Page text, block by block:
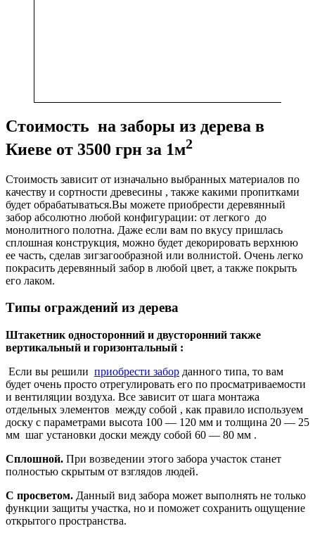
Стоимость на заборы из дерева в
Киеве от 3500 грн за 1м2
Стоимость зависит от изначально выбранных материалов по
качеству и сортности древесины , также какими пропитками
будет обрабатываться.Вы можете приобрести деревянный
забор абсолютно любой конфигурации: от легкого до
монолитного полотна. Даже если вам по вкусу пришлась
сплошная конструкция, можно будет декорировать верхнюю
ее часть, сделав зигзагообразной или волнистой. Очень легко
покрасить деревянный забор в любой цвет, а также покрыть
его лаком.
Типы ограждений из дерева
Штакетник односторонний и двусторонний также
вертикальный и горизонтальный :
Если вы решили приобрести забор данного типа, то вам
будет очень просто отрегулировать его по просматриваемости
и вентиляции воздуха. Все зависит от шага монтажа
отдельных элементов между собой , как правило используем
доску с параметрами высота 100 — 120 мм и толщина 20 — 25
мм шаг установки доски между собой 60 — 80 мм .
Сплошной. При возведении этого забора участок станет
полностью скрытым от взглядов людей.
С просветом. Данный вид забора может выполнять не только
функции защиты участка, но и поможет сохранить ощущение
открытого пространства.